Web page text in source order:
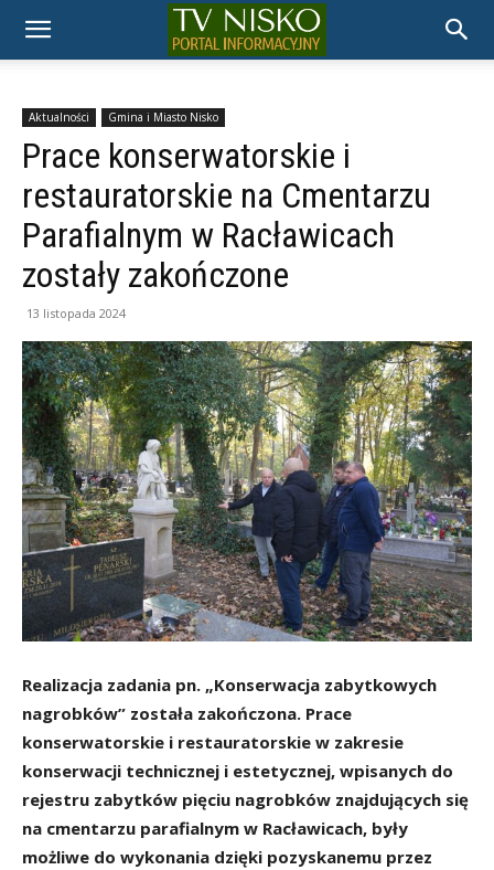
TELEWIZJA
NISKO
Aktualności Gmina i Miasto Nisko
Prace konserwatorskie i
restauratorskie na Cmentarzu
Parafialnym w Racławicach
zostały zakończone
13 listopada 2024
Realizacja zadania pn. „Konserwacja zabytkowych
nagrobków” została zakończona. Prace
konserwatorskie i restauratorskie w zakresie
konserwacji technicznej i estetycznej, wpisanych do
rejestru zabytków pięciu nagrobków znajdujących się
na cmentarzu parafialnym w Racławicach, były
możliwe do wykonania dzięki pozyskanemu przez